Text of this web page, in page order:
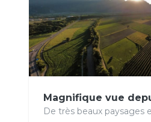
Magnifique vue
De très beaux paysages